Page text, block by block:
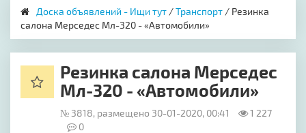
Доска объявлений - Ищи тут /Транспорт / Резинка
салона Мерседес Мл-320 - «Автомобили»
Резинка салона Мерседес
Мл-320 - «Автомобили»
№ 3818, размещено 30-01-2020, 00:41
1 227
0